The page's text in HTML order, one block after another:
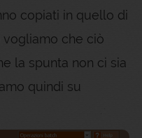
copiati in quello di
vogliamo che ciò
la spunta non ci sia
quindi su